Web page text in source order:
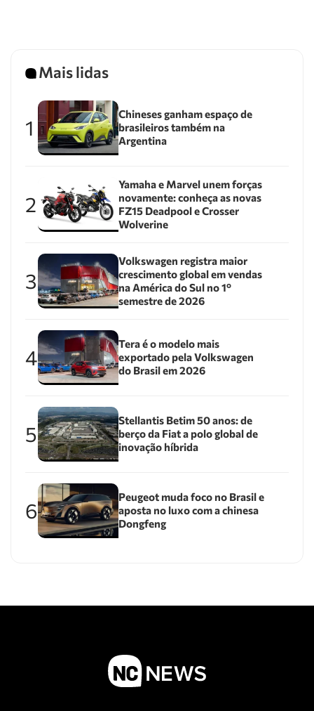
Mais lidas
1
Chineses ganham espaço de
brasileiros também na
Argentina
2
Yamaha e Marvel unem forças
novamente: conheça as novas
FZ15 Deadpool e Crosser
Wolverine
3
Volkswagen registra maior
crescimento global em vendas
na América do Sul no 1º
semestre de 2026
4
Tera é o modelo mais
exportado pela Volkswagen
do Brasil em 2026
5
Stellantis Betim 50 anos: de
berço da Fiat a polo global de
inovação híbrida
6
Peugeot muda foco no Brasil e
aposta no luxo com a chinesa
Dongfeng